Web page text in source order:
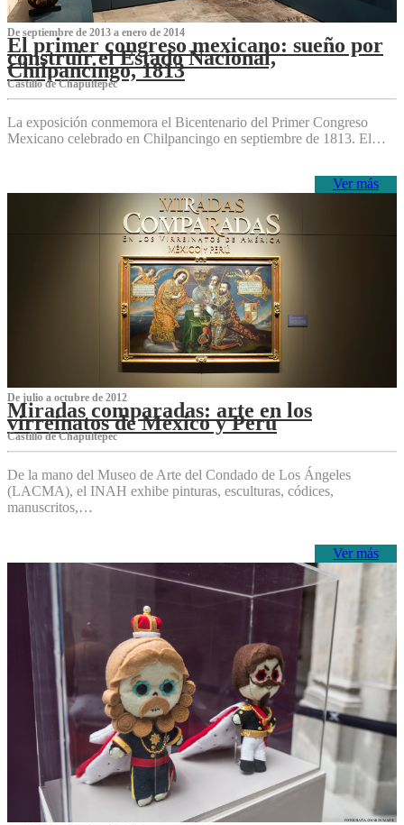
De septiembre de 2013 a enero de 2014
El primer congreso mexicano: sueño por
construir el Estado Nacional,
Chilpancingo, 1813
Castillo de Chapultepec
La exposición conmemora el Bicentenario del Primer Congreso
Mexicano celebrado en Chilpancingo en septiembre de 1813. El…
Ver más
De julio a octubre de 2012
Miradas comparadas: arte en los
virreinatos de México y Perú
Castillo de Chapultepec
De la mano del Museo de Arte del Condado de Los Ángeles
(LACMA), el INAH exhibe pinturas, esculturas, códices,
manuscritos,…
Ver más